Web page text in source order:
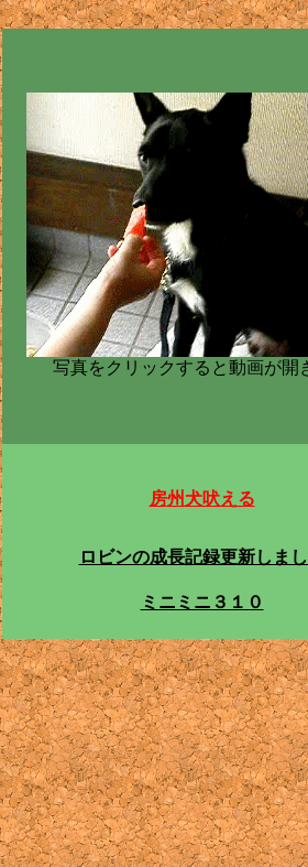
写真をクリックすると動画が開
房州犬吠える
ロビンの成長記録更新しま
ミニミニ３１０